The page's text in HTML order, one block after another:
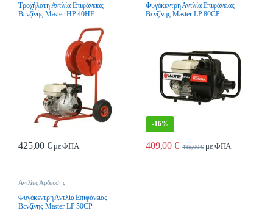
Τροχήλατη Αντλία Επιφάνειας
Βενζίνης Master HP 40HF
425,00€με ΦΠΑ
Φυγόκεντρη Αντλία Επιφάνειας
Βενζίνης Master LP 80CP
-16%
409,00€ 485,00€με ΦΠΑ
Αντλίες Άρδευσης
Φυγόκεντρη Αντλία Επιφάνειας
Βενζίνης Master LP 50CP